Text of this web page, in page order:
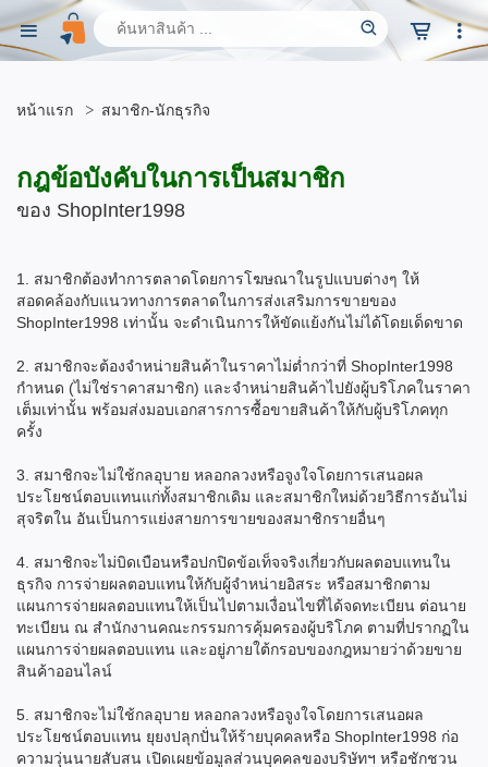
หน้าแรก สมาชิก-นักธุรกิจ
กฎข้อบังคับในการเป็นสมาชิก
ของ ShopInter1998
1. สมาชิกต้องทำการตลาดโดยการโฆษณาในรูปแบบต่างๆ ให้
สอดคล้องกับแนวทางการตลาดในการส่งเสริมการขายของ
ShopInter1998 เท่านั้น จะดำเนินการให้ขัดแย้งกันไม่ได้โดยเด็ดขาด
2. สมาชิกจะต้องจำหน่ายสินค้าในราคาไม่ต่ำกว่าที่ ShopInter1998
กำหนด (ไม่ใช่ราคาสมาชิก) และจำหน่ายสินค้าไปยังผู้บริโภคในราคา
เต็มเท่านั้น พร้อมส่งมอบเอกสารการซื้อขายสินค้าให้กับผู้บริโภคทุก
ครั้ง
3. สมาชิกจะไม่ใช้กลอุบาย หลอกลวงหรือจูงใจโดยการเสนอผล
ประโยชน์ตอบแทนแก่ทั้งสมาชิกเดิม และสมาชิกใหม่ด้วยวิธีการอันไม่
สุจริตใน อันเป็นการแย่งสายการขายของสมาชิกรายอื่นๆ
4. สมาชิกจะไม่บิดเบือนหรือปกปิดข้อเท็จจริงเกี่ยวกับผลตอบแทนใน
ธุรกิจ การจ่ายผลตอบแทนให้กับผู้จำหน่ายอิสระ หรือสมาชิกตาม
แผนการจ่ายผลตอบแทนให้เป็นไปตามเงื่อนไขที่ได้จดทะเบียน ต่อนาย
ทะเบียน ณ สำนักงานคณะกรรมการคุ้มครองผู้บริโภค ตามที่ปรากฏใน
แผนการจ่ายผลตอบแทน และอยู่ภายใต้กรอบของกฎหมายว่าด้วยขาย
สินค้าออนไลน์
5. สมาชิกจะไม่ใช้กลอุบาย หลอกลวงหรือจูงใจโดยการเสนอผล
ประโยชน์ตอบแทน ยุยงปลุกปั่นให้ร้ายบุคคลหรือ ShopInter1998 ก่อ
ความวุ่นนายสับสน เปิดเผยข้อมูลส่วนบุคคลของบริษัทฯ หรือชักชวน